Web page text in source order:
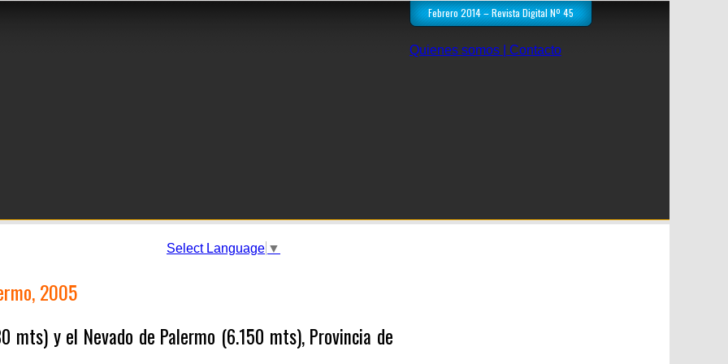
Febrero 2014 – Revista Digital Nº 45
Quienes somos | Contacto
RELATOS DE VIAJES Y EXPEDICIONESSelect Language ▼
2005
mts) y el Nevado de Palermo (6.150 mts), Provincia de